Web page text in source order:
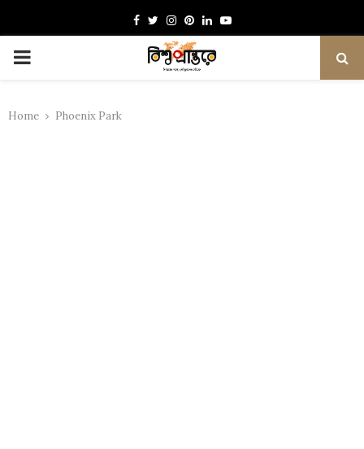
Facebook
TwitterInstagram
Pinterest
LinkedinYoutube
PRIMARY
Home Phoenix Park